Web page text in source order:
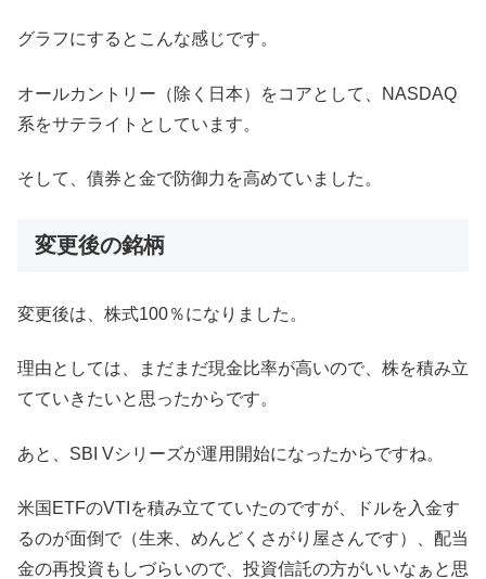
グラフにするとこんな感じです。
オールカントリー（除く日本）をコアとして、NASDAQ
系をサテライトとしています。
そして、債券と金で防御力を高めていました。
変更後の銘柄
変更後は、株式100％になりました。
理由としては、まだまだ現金比率が高いので、株を積み立
てていきたいと思ったからです。
あと、SBI Vシリーズが運用開始になったからですね。
米国ETFのVTIを積み立てていたのですが、ドルを入金す
るのが面倒で（生来、めんどくさがり屋さんです）、配当
金の再投資もしづらいので、投資信託の方がいいなぁと思